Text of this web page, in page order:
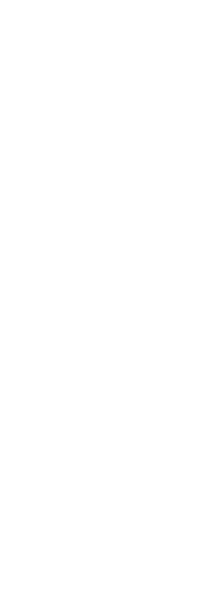
cookies are used to help